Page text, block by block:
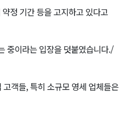
정 기간 등을 고지하고 있다고
중이라는 입장을 덧붙였습니다./
객들, 특히 소규모 영세 업체들은